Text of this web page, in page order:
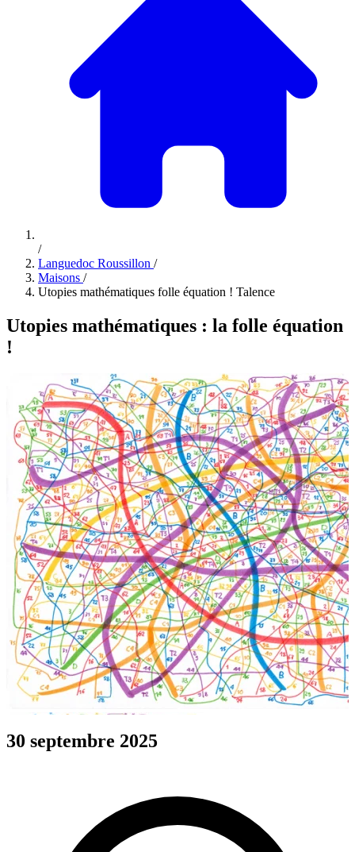
/
Languedoc Roussillon /
Maisons /
Utopies mathématiques folle équation ! Talence
Utopies mathématiques : la folle équation
!
30 septembre 2025